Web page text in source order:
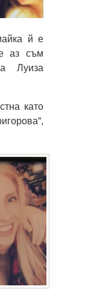
й е
аз съм
Луиза
като